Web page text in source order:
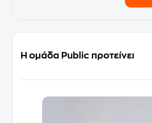
Η ομάδα Public προτείνει